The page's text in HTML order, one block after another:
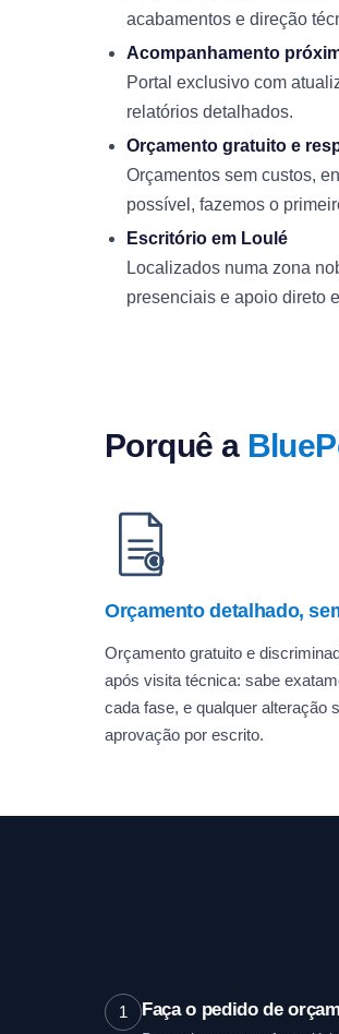
acabamentos e direção
Acompanhamento
Portal exclusivo com
relatórios detalhados.
Orçamento gratuito e
Orçamentos sem custos,
possível, fazemos o
Escritório em Loulé
Localizados numa zona
presenciais e apoio direto
Porquê a
Orçamento detalhado,
Orçamento gratuito e
após visita técnica: sabe
cada fase, e qualquer alteração
aprovação por escrito.
1 Faça o pedido de